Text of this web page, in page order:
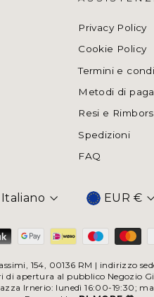
Privacy Policy
Cookie Policy
Termini e
Metodi di
Resi e
Spedizioni
FAQ
Italiano Valuta
EUR €
154, 00136 RM | indirizzo
apertura al pubblico Negozio
Irnerio: lunedì 16:00-19:30;